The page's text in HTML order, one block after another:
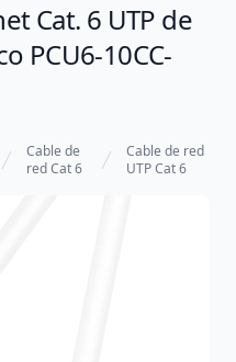
Cat. 6 UTP de
PCU6-10CC-
Cable de
red Cat 6
Cable de red
UTP Cat 6